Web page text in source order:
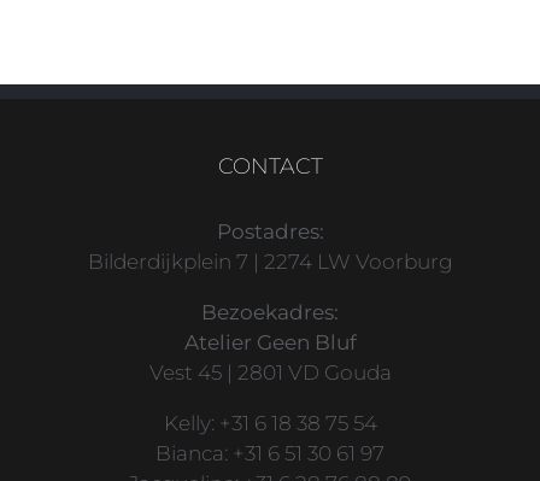
CONTACT
Postadres:
Bilderdijkplein 7 | 2274 LW Voorburg
Bezoekadres:
Atelier Geen Bluf
Vest 45 | 2801 VD Gouda
Kelly: +31 6 18 38 75 54
Bianca: +31 6 51 30 61 97